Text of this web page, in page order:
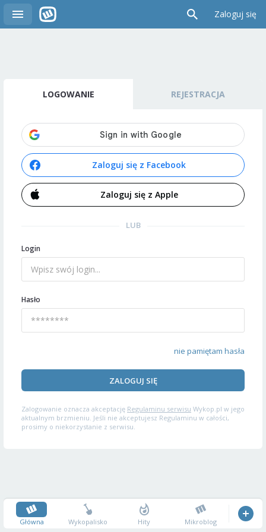
Zaloguj się
LOGOWANIE REJESTRACJA
Zaloguj się z Facebook
Zaloguj się z Apple
LUB
Login
Hasło
nie pamiętam hasła
ZALOGUJ SIĘ
Zalogowanie oznacza akceptację Regulaminu serwisu Wykop.pl w jego
aktualnym brzmieniu. Jeśli nie akceptujesz Regulaminu w całości,
prosimy o niekorzystanie z serwisu.
Główna Wykopalisko Hity Mikroblog